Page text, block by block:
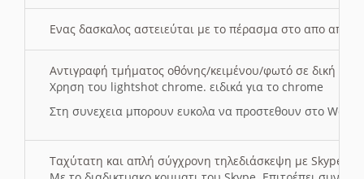
Ενας δασκαλος αστειεύται με το πέρασμα στο απο
Αντιγραφή τμήματος οθόνης/κειμένου/φωτό σε δική
Χρηση του lightshot chrome. ειδικά για το chrome
Στη συνεχεια μπορουν ευκολα να προστεθουν στο Word
Ταχύτατη και απλή σύγχρονη τηλεδιάσκεψη με Skype